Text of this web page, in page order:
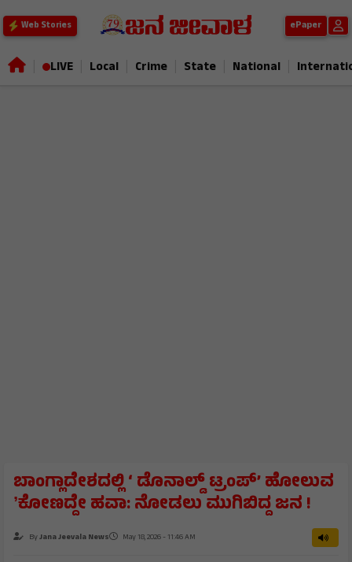
Web Stories ePaper
LIVE Local Crime State National
ಬಾಂಗ್ಲಾದೇಶದಲ್ಲಿ ‘ ಡೊನಾಲ್ಡ್ ಟ್ರಂಪ್’ ಹೋಲುವ
ʼಕೋಣದ್ದೇ ಹವಾ: ನೋಡಲು ಮುಗಿಬಿದ್ದ ಜನ !
ByJana Jeevala News May 18, 2026 - 11:46 AM